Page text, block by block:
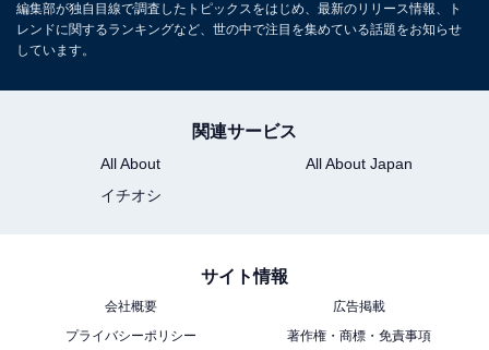
View this post on Instagram
編集部が独自目線で調査したトピックスをはじめ、最新のリリース情報、ト
レンドに関するランキングなど、世の中で注目を集めている話題をお知らせ
しています。
関連サービス
All About
All About Japan
イチオシ
サイト情報
会社概要
広告掲載
プライバシーポリシー
著作権・商標・免責事項